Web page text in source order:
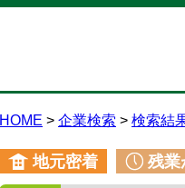
HOME 企業検索 検索結
地元密着 残業